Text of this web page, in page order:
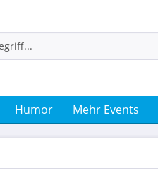
Humor Mehr Events